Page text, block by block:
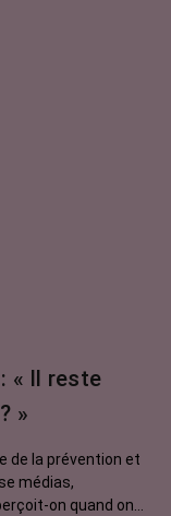
« Il reste
»
de la prévention et
médias,
on quand on